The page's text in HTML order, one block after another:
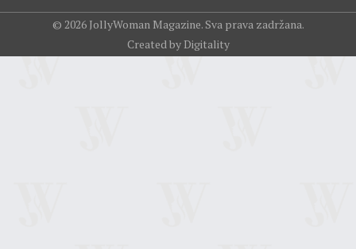
© 2026 JollyWoman Magazine. Sva prava zadržana.
Created by Digitality